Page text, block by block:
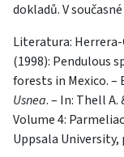
dokladů. V
Literatura: Herrera-
(1998): Pendulous
forests in Mexico. –
Usnea. – In: Thell
Volume 4:
Uppsala University,